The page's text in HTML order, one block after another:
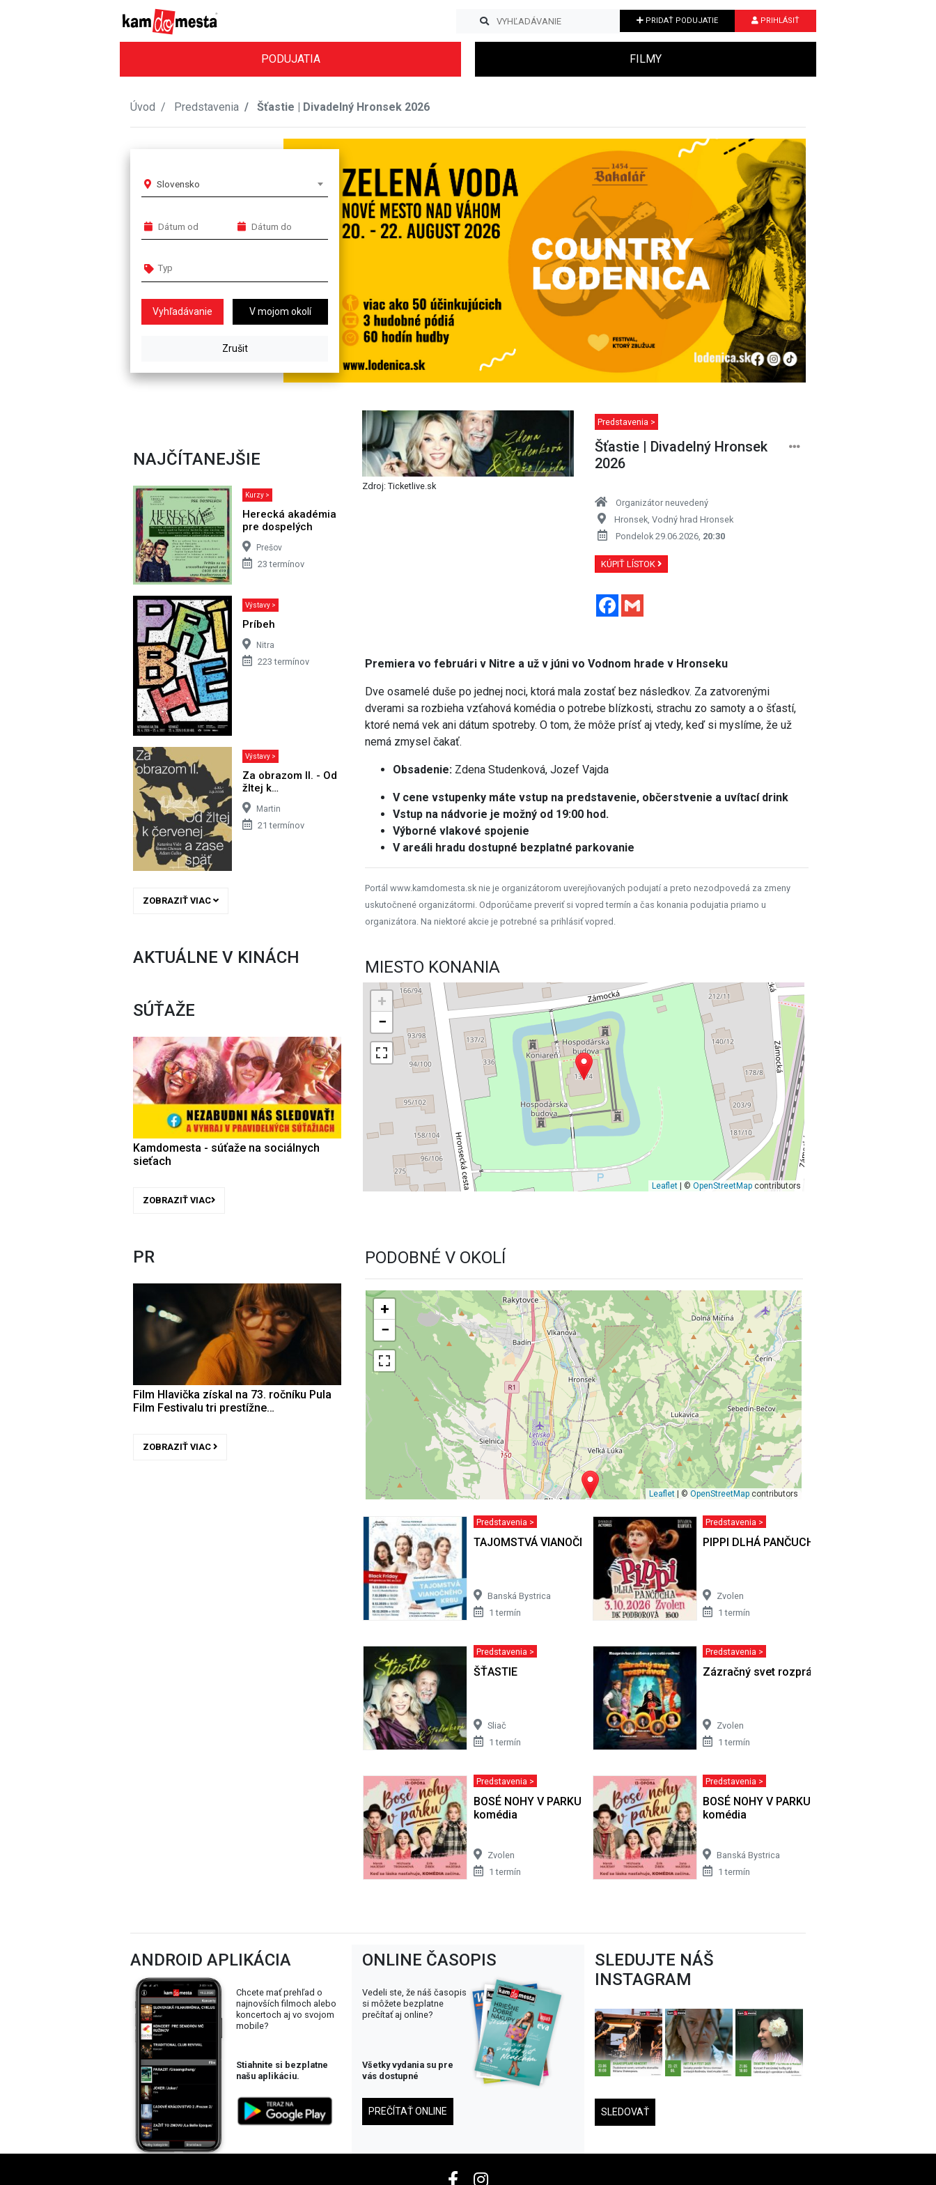
PRIDAŤ PODUJATIE PRIHLÁSIŤ
PODUJATIA FILMY
Úvod Predstavenia Šťastie | Divadelný Hronsek 2026
Slovensko
V mojom okolí
Next
NAJČÍTANEJŠIE
Kurzy >
Herecká akadémia
pre dospelých
Prešov
23 termínov
Výstavy >
Príbeh
Nitra
223 termínov
Výstavy >
Za obrazom II. - Od
žltej k…
Martin
21 termínov
ZOBRAZIŤ VIAC
AKTUÁLNE V KINÁCH
SÚŤAŽE
Kamdomesta - súťaže na sociálnych
sieťach
ZOBRAZIŤ VIAC
PR
Film Hlavička získal na 73. ročníku Pula
Film Festivalu tri prestížne…
ZOBRAZIŤ VIAC
Zdroj: Ticketlive.sk
Predstavenia >
Šťastie | Divadelný Hronsek
2026
Organizátor neuvedený
Hronsek, Vodný hrad Hronsek
Pondelok 29.06.2026, 20:30
KÚPIŤ LÍSTOK
Facebook
Premiera vo februári v Nitre a už v júni vo Vodnom hrade v Hronseku
Dve osamelé duše po jednej noci, ktorá mala zostať bez následkov. Za zatvorenými
dverami sa rozbieha vzťahová komédia o potrebe blízkosti, strachu zo samoty a o šťastí,
ktoré nemá vek ani dátum spotreby. O tom, že môže prísť aj vtedy, keď si myslíme, že už
nemá zmysel čakať.
Obsadenie: Zdena Studenková, Jozef Vajda
V cene vstupenky máte vstup na predstavenie, občerstvenie a uvítací drink
Vstup na nádvorie je možný od 19:00 hod.
Výborné vlakové spojenie
V areáli hradu dostupné bezplatné parkovanie
Portál www.kamdomesta.sk nie je organizátorom uverejňovaných podujatí a preto nezodpovedá za zmeny
uskutočnené organizátormi. Odporúčame preveriť si vopred termín a čas konania podujatia priamo u
organizátora. Na niektoré akcie je potrebné sa prihlásiť vopred.
MIESTO KONANIA
+
−
Leaflet| © OpenStreetMapcontributors
PODOBNÉ V OKOLÍ
+
−
Leaflet | ©OpenStreetMap contributors
Predstavenia >
TAJOMSTVÁ VIANOČNÉHO KRBU
Banská Bystrica
1 termín
Predstavenia >
PIPPI DLHÁ PANČUCHA - Zvolen
Zvolen
1 termín
Predstavenia >
ŠŤASTIE
Sliač
1 termín
Predstavenia >
Zázračný svet rozprávok
Zvolen
1 termín
Predstavenia >
BOSÉ NOHY V PARKU - Romantická
komédia
Zvolen
1 termín
Predstavenia >
BOSÉ NOHY V PARKU - Romantická
komédia
Banská Bystrica
1 termín
ANDROID APLIKÁCIA
Chcete mať prehľad o
najnovších filmoch alebo
koncertoch aj vo svojom
mobile?
Stiahnite si bezplatne
našu aplikáciu.
ONLINE ČASOPIS
Vedeli ste, že náš časopis
si môžete bezplatne
prečítať aj online?
Všetky vydania su pre
vás dostupné
PREČÍTAŤ ONLINE
SLEDUJTE NÁŠ
INSTAGRAM
SLEDOVAŤ